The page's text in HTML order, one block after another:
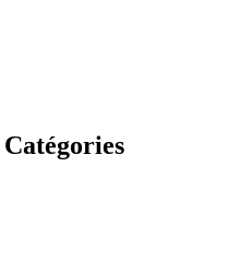
Catégories